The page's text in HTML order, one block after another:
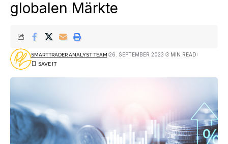
globalen Märkte
SMARTTRADER ANALYST TEAM 26. SEPTEMBER 2023 3 MIN READ